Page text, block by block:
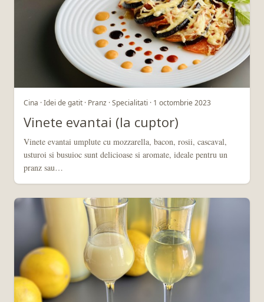
Cina · Idei de gatit · Pranz · Specialitati · 1 octombrie 2023
Vinete evantai (la cuptor)
Vinete evantai umplute cu mozzarella, bacon, rosii, cascaval,
usturoi si busuioc sunt delicioase si aromate, ideale pentru un
pranz sau…